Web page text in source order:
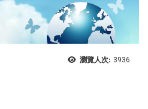
瀏覽人次: 3936